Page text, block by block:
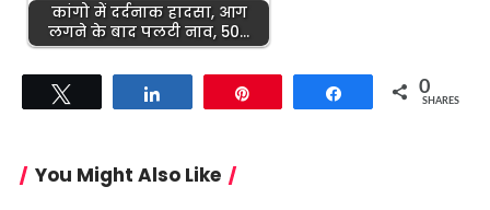
कांगो में दर्दनाक हादसा, आग
लगने के बाद पलटी नाव, 50…
Share 0
SHARES
You Might Also Like